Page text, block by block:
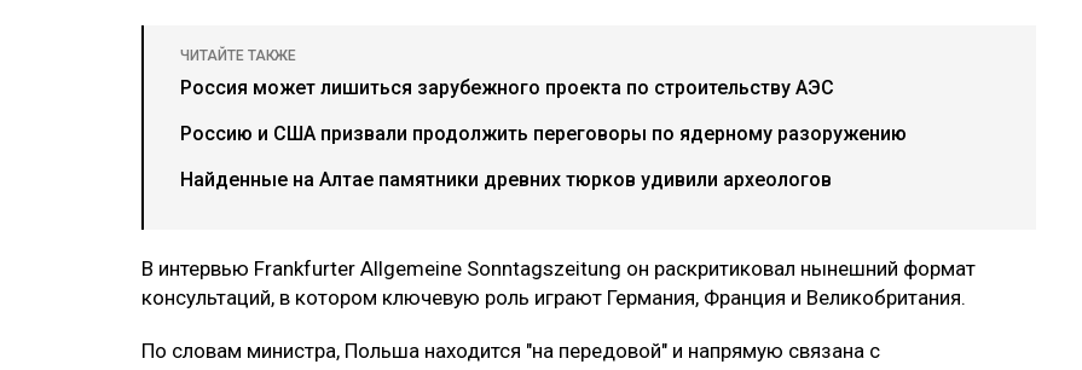
ЧИТАЙТЕ ТАКЖЕ
Россия может лишиться зарубежного проекта по строительству АЭС
Россию и США призвали продолжить переговоры по ядерному разоружению
Найденные на Алтае памятники древних тюрков удивили археологов
В интервью Frankfurter Allgemeine Sonntagszeitung он раскритиковал нынешний формат
консультаций, в котором ключевую роль играют Германия, Франция и Великобритания.
По словам министра, Польша находится "на передовой" и напрямую связана с